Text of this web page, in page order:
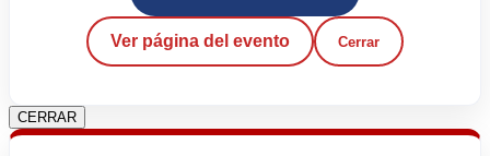
Ver página del evento Cerrar
CERRAR